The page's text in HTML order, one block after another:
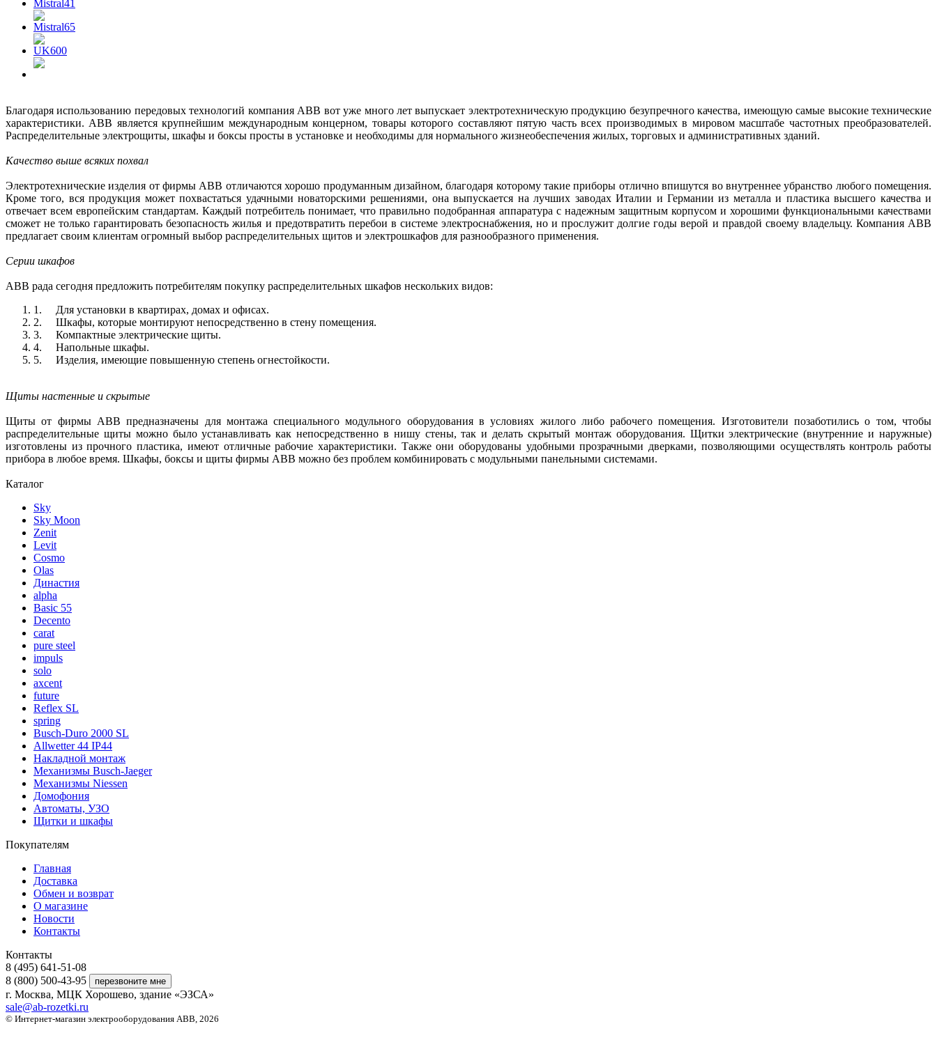
Mistral41
Mistral65
UK600
Благодаря использованию передовых технологий компания АВВ вот уже много лет выпускает электротехническую продукцию безупречного качества, имеющую самые высокие технические
характеристики. АВВ является крупнейшим международным концерном, товары которого составляют пятую часть всех производимых в мировом масштабе частотных преобразователей.
Распределительные электрощиты, шкафы и боксы просты в установке и необходимы для нормального жизнеобеспечения жилых, торговых и административных зданий.
Качество выше всяких похвал
Электротехнические изделия от фирмы АВВ отличаются хорошо продуманным дизайном, благодаря которому такие приборы отлично впишутся во внутреннее убранство любого помещения.
Кроме того, вся продукция может похвастаться удачными новаторскими решениями, она выпускается на лучших заводах Италии и Германии из металла и пластика высшего качества и
отвечает всем европейским стандартам. Каждый потребитель понимает, что правильно подобранная аппаратура с надежным защитным корпусом и хорошими функциональными качествами
сможет не только гарантировать безопасность жилья и предотвратить перебои в системе электроснабжения, но и прослужит долгие годы верой и правдой своему владельцу. Компания АВВ
предлагает своим клиентам огромный выбор распределительных щитов и электрошкафов для разнообразного применения.
Серии шкафов
АВВ рада сегодня предложить потребителям покупку распределительных шкафов нескольких видов:
1.
Для установки в квартирах, домах и офисах.
2.
Шкафы, которые монтируют непосредственно в стену помещения.
3.
Компактные электрические щиты.
4.
Напольные шкафы.
5.
Изделия, имеющие повышенную степень огнестойкости.
Щиты настенные и скрытые
Щиты от фирмы АВВ предназначены для монтажа специального модульного оборудования в условиях жилого либо рабочего помещения. Изготовители позаботились о том, чтобы
распределительные щиты можно было устанавливать как непосредственно в нишу стены, так и делать скрытый монтаж оборудования. Щитки электрические (внутренние и наружные)
изготовлены из прочного пластика, имеют отличные рабочие характеристики. Также они оборудованы удобными прозрачными дверками, позволяющими осуществлять контроль работы
прибора в любое время. Шкафы, боксы и щиты фирмы АВВ можно без проблем комбинировать с модульными панельными системами.
Каталог
Sky
Sky Moon
Zenit
Levit
Cosmo
Olas
Династия
alpha
Basic 55
Decento
carat
pure steel
impuls
solo
axcent
future
Reflex SL
spring
Busch-Duro 2000 SL
Allwetter 44 IP44
Накладной монтаж
Механизмы Busch-Jaeger
Механизмы Niessen
Домофония
Автоматы, УЗО
Щитки и шкафы
Покупателям
Главная
Доставка
Обмен и возврат
О магазине
Новости
Контакты
Контакты
8 (495) 641-51-08
8 (800) 500-43-95
г. Москва, МЦК Хорошево, здание «ЭЗСА»
sale@ab-rozetki.ru
© Интернет-магазин электрооборудования ABB, 2026